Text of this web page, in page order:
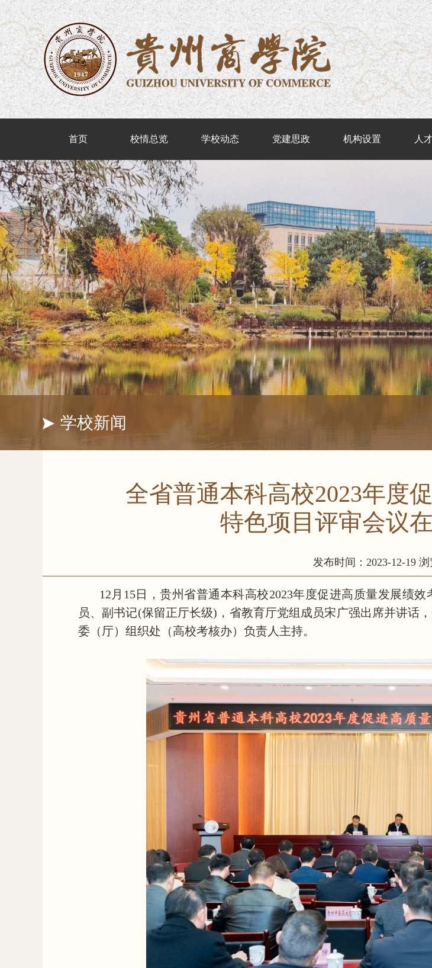
首页 校情总览 学校动态 党建思政 机构设置 人
学校新闻
全省普通本科高校2023年度
特色项目评审会议
发布时间：2023-12-19 浏
12月15日，贵州省普通本科高校2023年度促进高质量发展绩
员、副书记(保留正厅长级)，省教育厅党组成员宋广强出席并讲话
委（厅）组织处（高校考核办）负责人主持。